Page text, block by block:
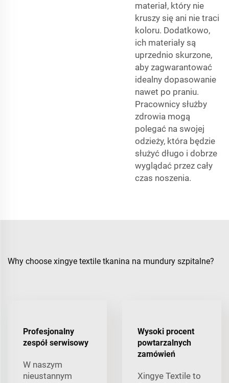
materiał, który nie
kruszy się ani nie traci
koloru. Dodatkowo,
ich materiały są
uprzednio skurzone,
aby zagwarantować
idealny dopasowanie
nawet po praniu.
Pracownicy służby
zdrowia mogą
polegać na swojej
odzieży, która będzie
służyć długo i dobrze
wyglądać przez cały
czas noszenia.
Why choose xingye textile tkanina na mundury szpitalne?
Profesjonalny
zespół serwisowy
W naszym
nieustannym
Wysoki procent
powtarzalnych
zamówień
Xingye Textile to